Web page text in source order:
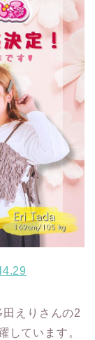
えりさんの2
しています。